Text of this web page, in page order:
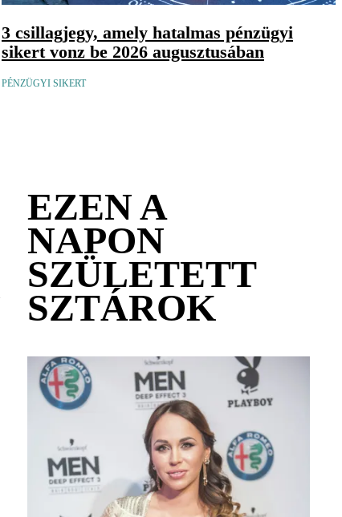
3 csillagjegy, amely hatalmas pénzügyi
sikert vonz be 2026 augusztusában
PÉNZÜGYI SIKERT
EZEN A
NAPON
SZÜLETETT
SZTÁROK